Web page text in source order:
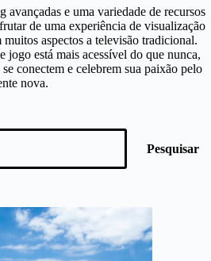
avançadas e uma variedade de recursos
de uma experiência de visualização
aspectos a televisão tradicional.
jogo está mais acessível do que nunca,
conectem e celebrem sua paixão pelo
nova.
Pesquisar